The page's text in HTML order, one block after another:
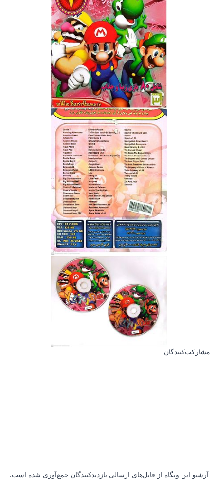
مشارکت‌کنندگان
آرشیو این وبگاه از فایل‌های ارسالی بازدیدکنندگان جمع‌آوری شده است.